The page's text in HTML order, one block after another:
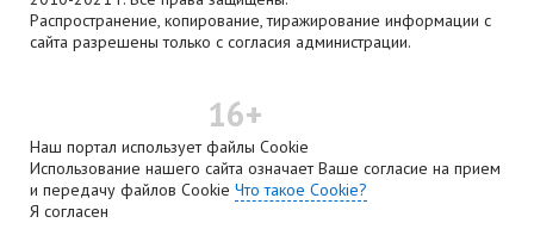
Распространение, копирование, тиражирование информации с
сайта разрешены только с согласия администрации.
16+
Наш портал использует файлы Cookie
Использование нашего сайта означает Ваше согласие на прием
и передачу файлов Cookie Что такое Cookie?
Я согласен